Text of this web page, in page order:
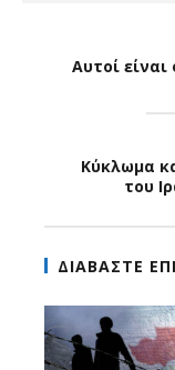
Αυτοί είναι
Κύκλωμα
του
ΔΙΑΒΑΣΤΕ